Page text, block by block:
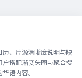
、片源清晰度说明与映
搭配渐变头图与聚合搜
语内容。